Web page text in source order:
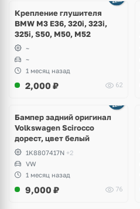
Крепление глушителя
BMW M3 E36, 320i, 323i,
325i, S50, M50, M52
~
~
1 месяц назад
2,000 ₽ 62
Бампер задний оригинал
Volkswagen Scirocco
дорест, цвет белый
1K8807417N +2
VW
1 месяц назад
9,000 ₽ 76